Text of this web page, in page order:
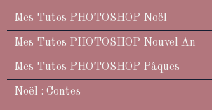
Mes Tutos PHOTOSHOP Noël
Mes Tutos PHOTOSHOP Nouvel An
Mes Tutos PHOTOSHOP Pâques
Noël : Contes